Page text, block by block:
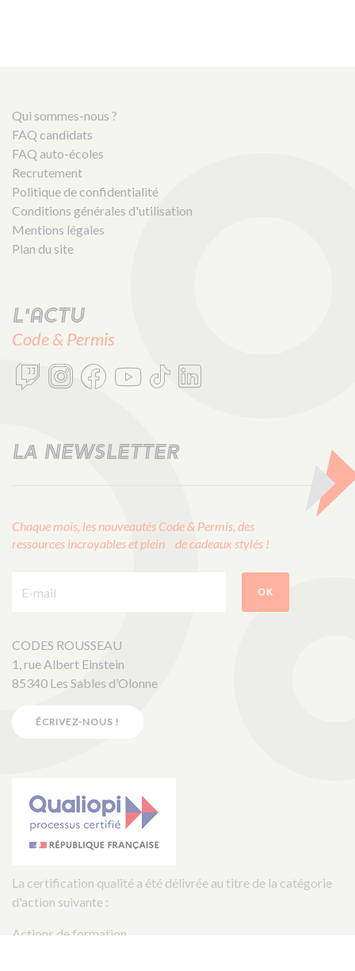
Qui sommes-nous ?
FAQ candidats
FAQ auto-écoles
Recrutement
Politique de confidentialité
Conditions générales d'utilisation
Mentions légales
Plan du site
L'actu
Code & Permis
LA NEWSLETTER
Chaque mois, les nouveautés Code & Permis, des
ressources incroyables et plein de cadeaux stylés !
OK
CODES ROUSSEAU
1, rue Albert Einstein
85340 Les Sables d’Olonne
ÉCRIVEZ-NOUS !
La certification qualité a été délivrée au titre de la catégorie
d'action suivante :
Actions de formation